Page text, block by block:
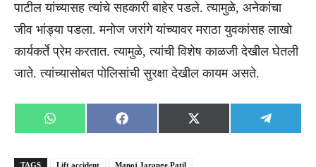
पाटील यांच्यासह त्यांचे सहकारी बाहेर पडले. त्यामुळे, अनेकांचा
जीव भांड्या पडला. मनोज जरांगे यांच्यावर मराठा युवकांसह लाखो
कार्यकर्ते प्रेम करतात. त्यामुळे, त्यांची विशेष काळजी देखील घेतली
जाते. त्यांच्यासोबत पोलिसांची सुरक्षा देखील कायम असते.
Share
on
WhatsApp
Share
on
Facebook
Share
on
X
(Twitter)
Share
on
TAGS Lift accident Manoj Jarange Patil